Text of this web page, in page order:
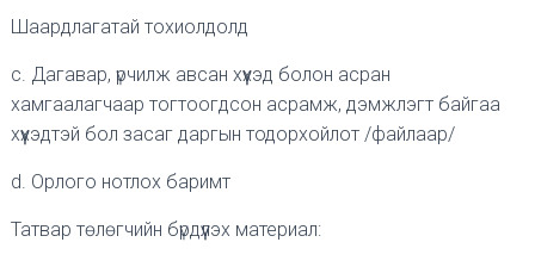
Шаардлагатай тохиолдолд
c. Дагавар, үрчилж авсан хүүхэд болон асран
хамгаалагчаар тогтоогдсон асрамж, дэмжлэгт байгаа
хүүхэдтэй бол засаг даргын тодорхойлот /файлаар/
d. Орлого нотлох баримт
Татвар төлөгчийн бүрдүүлэх материал: